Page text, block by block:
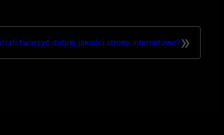
»
tworzyć dobrej jakości strony internetowe?